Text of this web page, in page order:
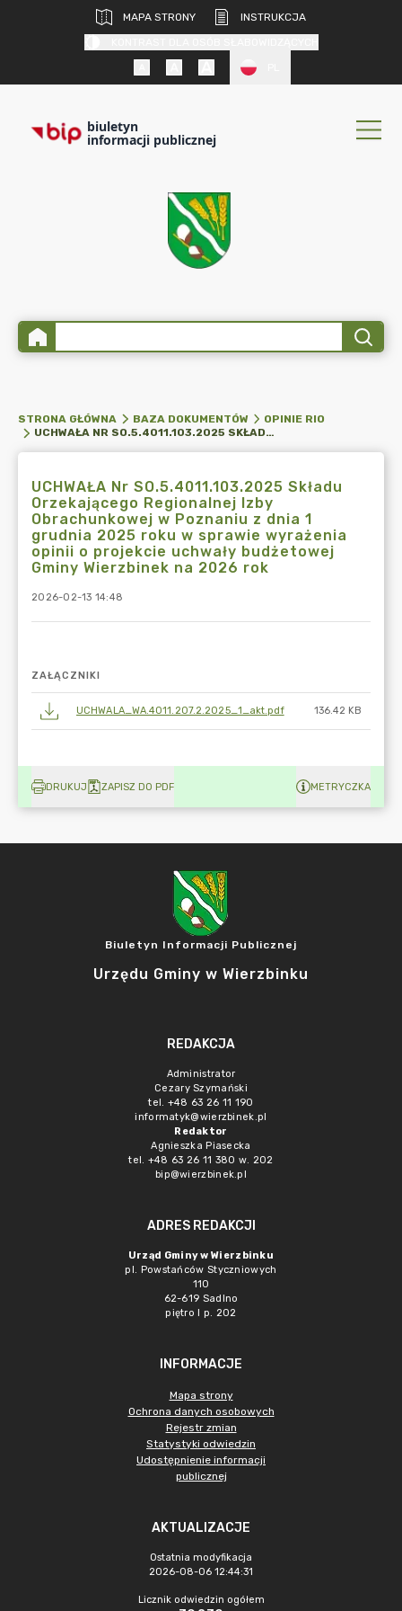
MAPA STRONY
INSTRUKCJA
biuletyn
informacji publicznej
STRONA GŁÓWNA BAZA DOKUMENTÓW
OPINIE RIO
UCHWAŁA NR SO.5.4011.103.2025 SKŁADU ORZEKAJĄCEGO REGIONALNEJ IZBY OBRACHUNKOWEJ W POZNANIU Z DNIA 1 GRUDNIA 2025 ROKU W SPRAWIE WYRAŻENIA OPINII O PROJEKCIE UCHWAŁY BUDŻETOWEJ GMINY WIERZBINEK NA 2026 ROK
UCHWAŁA Nr SO.5.4011.103.2025 Składu
Orzekającego Regionalnej Izby
Obrachunkowej w Poznaniu z dnia 1
grudnia 2025 roku w sprawie wyrażenia
opinii o projekcie uchwały budżetowej
Gminy Wierzbinek na 2026 rok
2026-02-13 14:48
ZAŁĄCZNIKI
UCHWALA_WA.4011.207.2.2025_1_akt.pdf 136.42 KB
DRUKUJ ZAPISZ DO PDF METRYCZKA
Biuletyn Informacji Publicznej
Urzędu Gminy w Wierzbinku
REDAKCJA
Administrator
Cezary Szymański
tel. +48 63 26 11 190
informatyk@wierzbinek.pl
Redaktor
Agnieszka Piasecka
tel. +48 63 26 11 380 w. 202
bip@wierzbinek.pl
ADRES REDAKCJI
Urząd Gminy w Wierzbinku
pl. Powstańców Styczniowych
110
62-619 Sadlno
piętro I p. 202
INFORMACJE
Mapa strony
Ochrona danych osobowych
Rejestr zmian
Statystyki odwiedzin
Udostępnienie informacji
publicznej
AKTUALIZACJE
Ostatnia modyfikacja
2026-08-06 12:44:31
Licznik odwiedzin ogółem